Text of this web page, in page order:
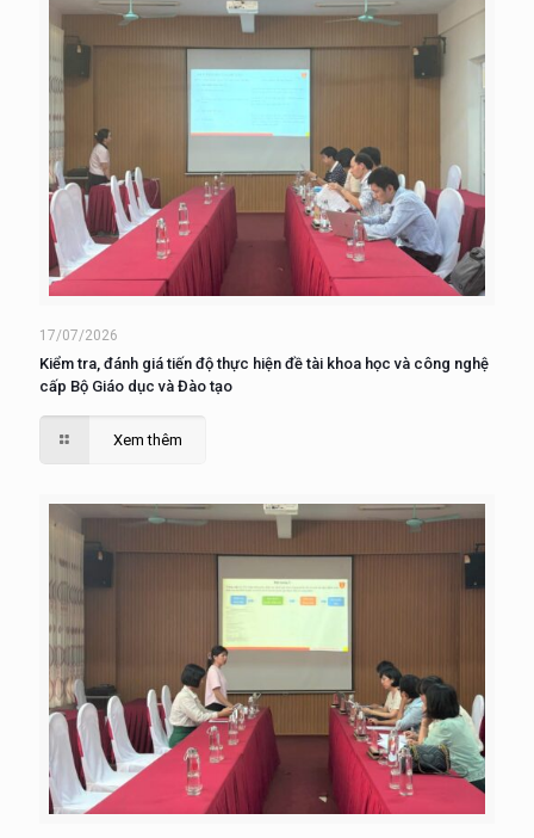
17/07/2026
Kiểm tra, đánh giá tiến độ thực hiện đề tài khoa học và công nghệ
cấp Bộ Giáo dục và Đào tạo
Xem thêm